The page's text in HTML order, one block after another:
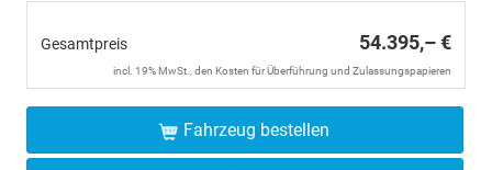
Gesamtpreis 54.395,– €
incl. 19% MwSt., den Kosten für Überführung und Zulassungspapieren
Fahrzeug bestellen